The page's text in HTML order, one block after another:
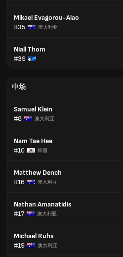
Mikael Evagorou-Alao
#35
澳大利亚
Niall Thom
#39
中场
Samuel Klein
#8
澳大利亚
Nam Tae Hee
#10
韩国
Matthew Dench
#16
澳大利亚
Nathan Amanatidis
#17
澳大利亚
Michael Ruhs
#19
澳大利亚